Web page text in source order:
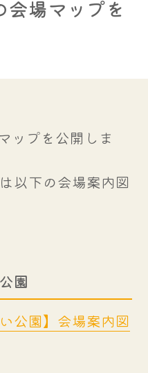
場マップを
ップを公開しま
以下の会場案内図
園
公園】会場案内図